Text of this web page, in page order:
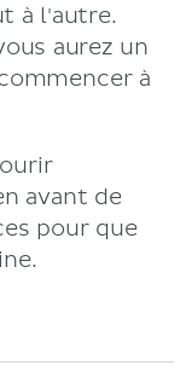
à l'autre.
aurez un
à
avant de
pour que